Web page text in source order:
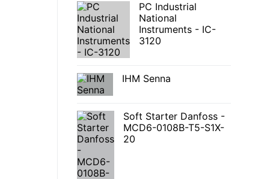
PC Industrial
National
Instruments - IC-
3120
IHM Senna
Soft Starter Danfoss -
MCD6-0108B-T5-S1X-
20